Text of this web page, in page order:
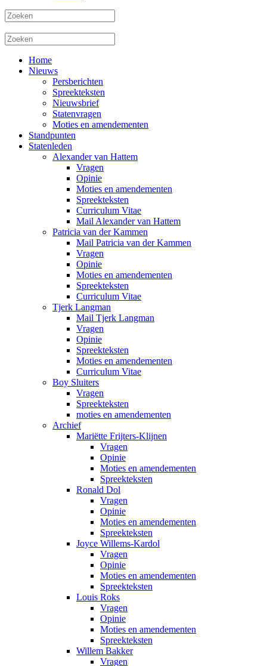
Home
Nieuws
Persberichten
Spreekteksten
Nieuwsbrief
Statenvragen
Moties en amendementen
Standpunten
Statenleden
Alexander van Hattem
Vragen
Opinie
Moties en amendementen
Spreekteksten
Curriculum Vitae
Mail Alexander van Hattem
Patricia van der Kammen
Mail Patricia van der Kammen
Vragen
Opinie
Moties en amendementen
Spreekteksten
Curriculum Vitae
Tjerk Langman
Mail Tjerk Langman
Vragen
Opinie
Spreekteksten
Moties en amendementen
Curriculum Vitae
Boy Sluiters
Vragen
Spreekteksten
moties en amendementen
Archief
Mariëtte Frijters-Klijnen
Vragen
Opinie
Moties en amendementen
Spreekteksten
Ronald Dol
Vragen
Opinie
Moties en amendementen
Spreekteksten
Joyce Willems-Kardol
Vragen
Opinie
Moties en amendementen
Spreekteksten
Louis Roks
Vragen
Opinie
Moties en amendementen
Spreekteksten
Willem Bakker
Vragen